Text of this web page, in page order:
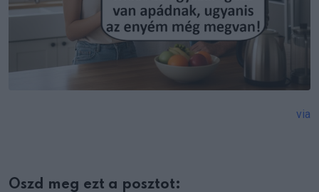
via
Oszd meg ezt a posztot: